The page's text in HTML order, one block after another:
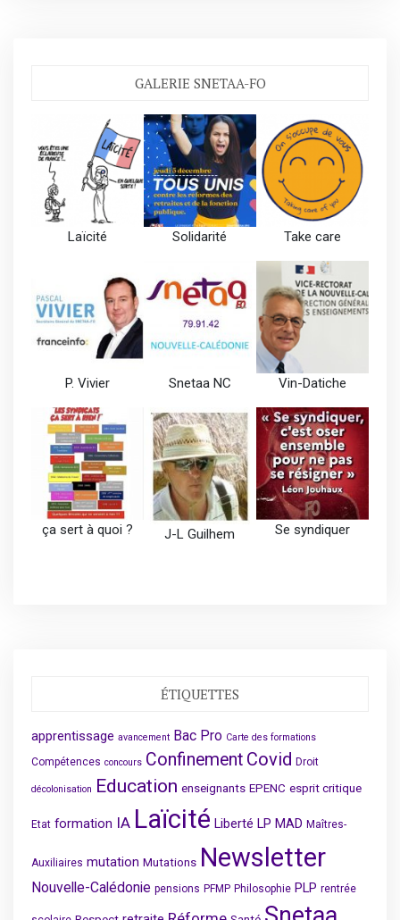
GALERIE SNETAA-FO
Laïcité Solidarité Take care
P. Vivier Snetaa NC Vin-Datiche
ça sert à quoi ? J-L Guilhem Se syndiquer
ÉTIQUETTES
apprentissage avancement Bac Pro Carte des formations
Compétences concours Confinement Covid Droit
décolonisation Education enseignants EPENC esprit critique
Etat formation IA Laïcité Liberté LP MAD Maîtres-
Auxiliaires mutation Mutations Newsletter
Nouvelle-Calédonie pensions PFMP Philosophie PLP rentrée